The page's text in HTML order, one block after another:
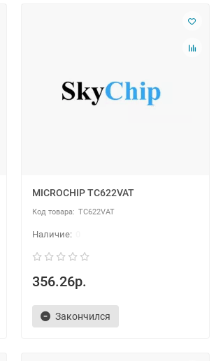
MICROCHIP TC622VAT
TC622VAT
356.26р.
Закончился